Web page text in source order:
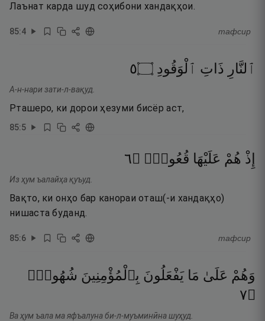
Лаънат карда шуд соҳибони хандақҳои.
85:4 тафсир
ٱلنَّارِ ذَاتِ ٱلْوَقُودِ ۝٥
А-н-нари зати-л-вақуд.
Рташеро, ки дорои ҳезуми бисёр аст,
85:5
إِذْ هُمْ عَلَيْهَا قُعُودٌۭ ۝٦
Из ҳум ъалайҳа қуъуд.
Вақто, ки онҳо бар канораи оташ(-и хандақҳо)
нишаста буданд.
85:6 тафсир
وَهُمْ عَلَىٰ مَا يَفْعَلُونَ بِٱلْمُؤْمِنِينَ شُهُودٌۭ
۝٧
Ва ҳум ъала ма яфъалуна би-л-муъминӣна шуҳуд.